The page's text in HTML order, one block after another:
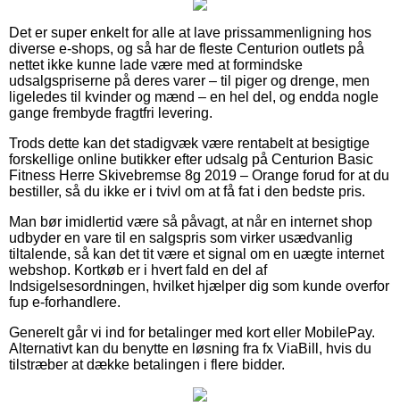
Det er super enkelt for alle at lave prissammenligning hos
diverse e-shops, og så har de fleste Centurion outlets på
nettet ikke kunne lade være med at formindske
udsalgspriserne på deres varer – til piger og drenge, men
ligeledes til kvinder og mænd – en hel del, og endda nogle
gange frembyde fragtfri levering.
Trods dette kan det stadigvæk være rentabelt at besigtige
forskellige online butikker efter udsalg på Centurion Basic
Fitness Herre Skivebremse 8g 2019 – Orange forud for at du
bestiller, så du ikke er i tvivl om at få fat i den bedste pris.
Man bør imidlertid være så påvagt, at når en internet shop
udbyder en vare til en salgspris som virker usædvanlig
tiltalende, så kan det tit være et signal om en uægte internet
webshop. Kortkøb er i hvert fald en del af
Indsigelsesordningen, hvilket hjælper dig som kunde overfor
fup e-forhandlere.
Generelt går vi ind for betalinger med kort eller MobilePay.
Alternativt kan du benytte en løsning fra fx ViaBill, hvis du
tilstræber at dække betalingen i flere bidder.